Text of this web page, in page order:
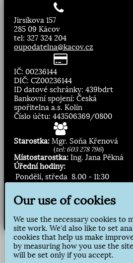
Jirsíkova 157
285 09 Kácov
tel: 327 324 204
oupodatelna@kacov.cz
IČ: 00236144
DIČ: CZ00236144
ID datové schránky: 439bdrt
Bankovní spojení: Česká
spořitelna a.s. Kolín
Číslo účtu: 443506369/0800
Starostka: Mgr. Soňa Křenová
(tel: 603 278 796)
Místostarostka: Ing. Jana Pěkná
Úřední hodiny:
Pondělí, středa 8.00 - 11:30
Přihlásit odběr
Our use of cookies
We use the necessary cookies to
site work. We'd also like to set
cookies that help us make
by measuring how you use the
will be set only if you accept.